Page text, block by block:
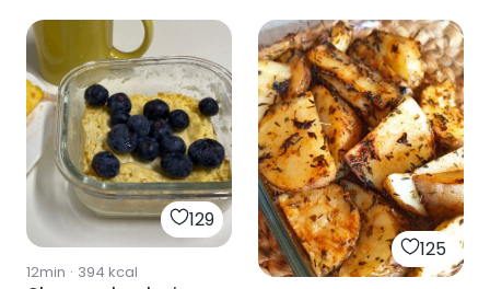
129
12min · 394 kcal
125